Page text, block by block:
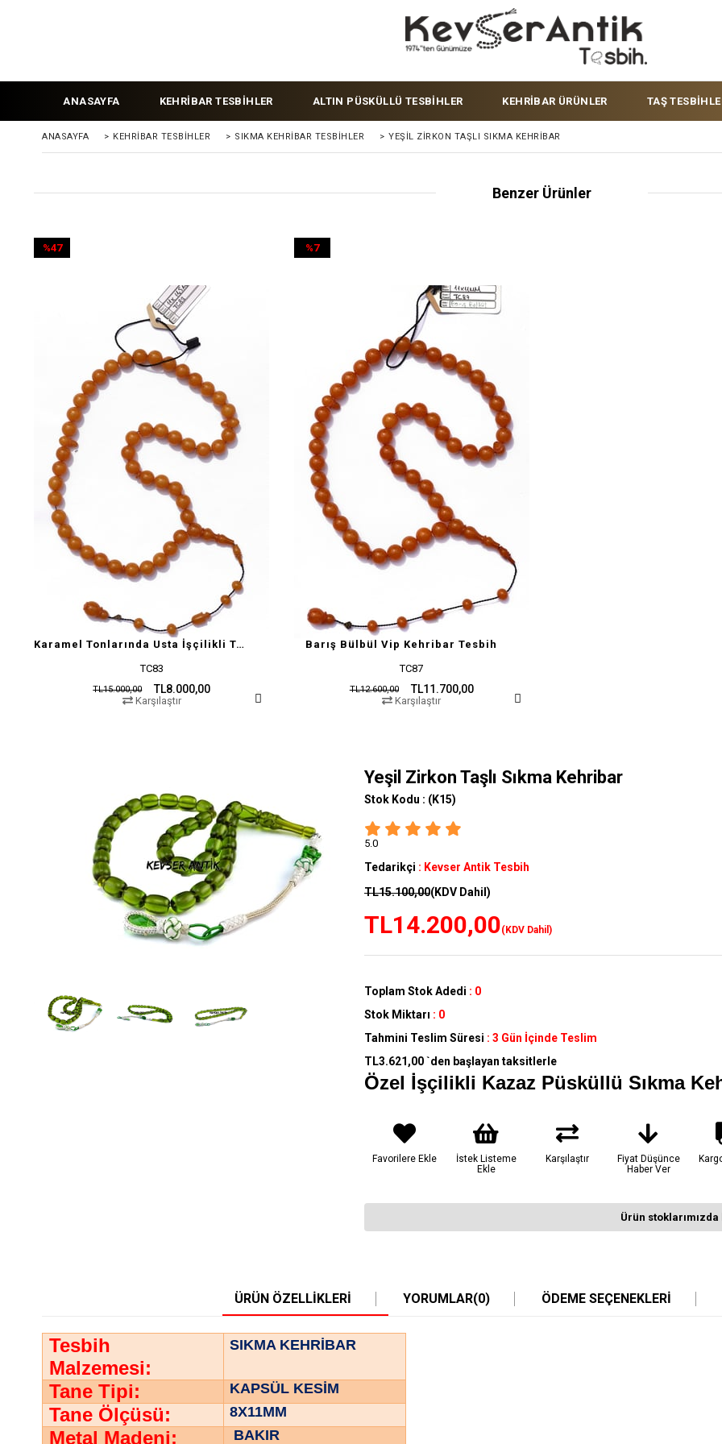
ANASAYFA KEHRİBAR TESBİHLER ALTIN PÜSKÜLLÜ TESBİHLER KEHRİBAR ÜRÜNLER TAŞ
ANASAYFA > KEHRIBAR TESBIHLER > SIKMA KEHRİBAR TESBİHLER > YEŞIL ZIRKON TAŞLI SIKMA KEHRIBAR
Benzer Ürünler
Karamel Tonlarında Usta İşçilikli Tesbih
TC83
TL8.000,00
TL15.000,00
%47
Karşılaştır
Barış Bülbül Vip Kehribar Tesbih
TC87
TL11.700,00
TL12.600,00
%7
Karşılaştır
Yeşil Zirkon Taşlı Sıkma Kehribar
Stok Kodu : (K15)
5.0
Tedarikçi : Kevser Antik Tesbih
TL15.100,00(KDV Dahil)
TL14.200,00(KDV Dahil)
Toplam Stok Adedi : 0
Stok Miktarı : 0
Tahmini Teslim Süresi : 3 Gün İçinde Teslim
TL3.621,00`den başlayan taksitlerle
Özel İşçilikli Kazaz Püsküllü Sıkma
Favorilere Ekle
İstek Listeme
Ekle
Karşılaştır
Fiyat Düşünce
Haber Ver
Ürün stoklarımızda
ÜRÜN ÖZELLIKLERI YORUMLAR(0) ÖDEME SEÇENEKLERI
Tesbih
Malzemesi:
SIKMA KEHRİBAR
Tane Tipi: KAPSÜL KESİM
Tane Ölçüsü: 8X11MM
Metal Madeni: BAKIR